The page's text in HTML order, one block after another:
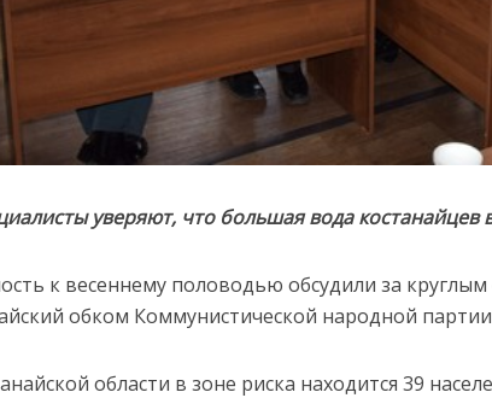
уверяют, что большая вода костанайцев
к весеннему половодью обсудили за
обком Коммунистической народной
области в зоне риска находится 39